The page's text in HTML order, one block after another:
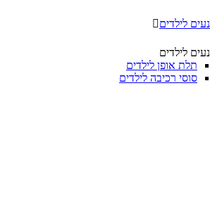
לילדים
לילדים
תלת אופן לילדים
סוסי רכיבה לילדים